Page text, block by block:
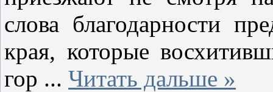
слова благодарности
края, которые
гор ... Читать дальше »